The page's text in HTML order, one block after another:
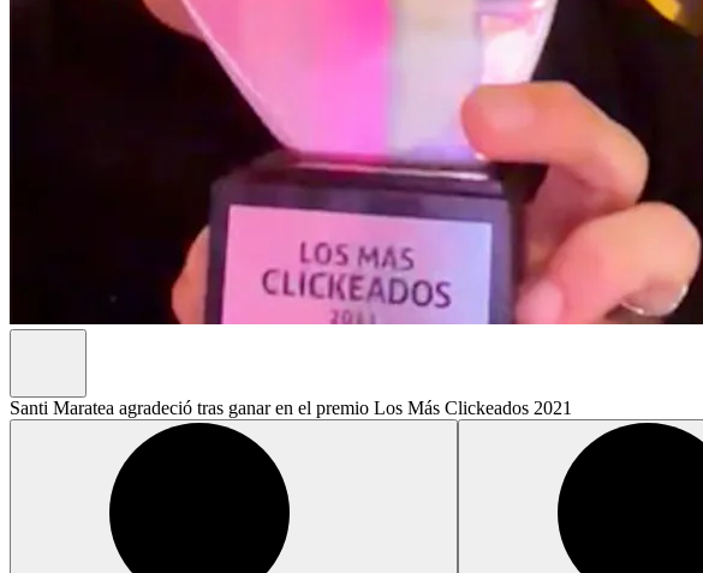
Santi Maratea agradeció tras ganar en el premio Los Más Clickeados 2021